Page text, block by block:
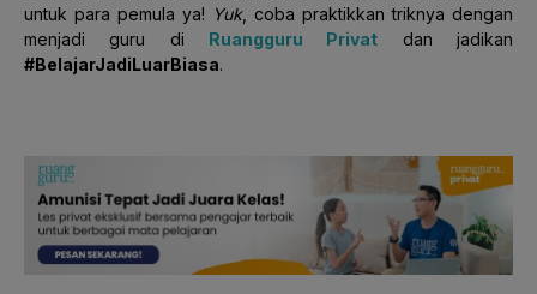
untuk para pemula ya! Yuk, coba praktikkan triknya dengan
menjadi guru di Ruangguru Privat dan jadikan
#BelajarJadiLuarBiasa.